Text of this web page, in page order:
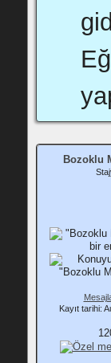
Bozoklu
Kayıt tarihi: